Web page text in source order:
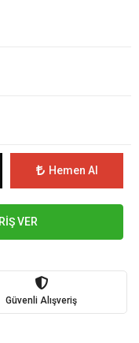
Hemen Al
VER
Güvenli Alışveriş